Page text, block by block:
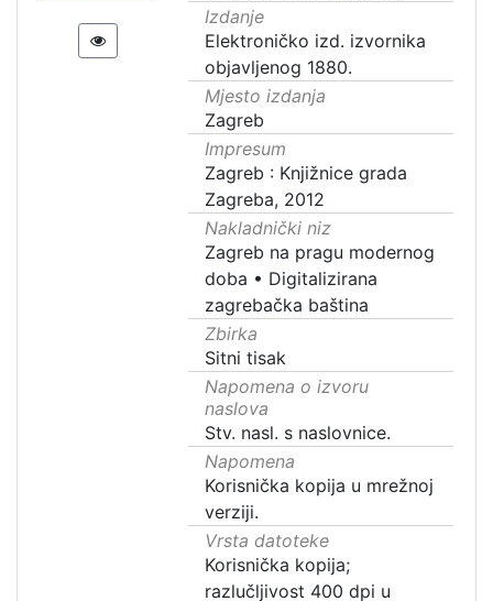
Izdanje
Elektroničko izd. izvornika
objavljenog 1880.
Mjesto izdanja
Zagreb
Impresum
Zagreb : Knjižnice grada
Zagreba, 2012
Nakladnički niz
Zagreb na pragu modernog
doba • Digitalizirana
zagrebačka baština
Zbirka
Sitni tisak
Napomena o izvoru
naslova
Stv. nasl. s naslovnice.
Napomena
Korisnička kopija u mrežnoj
verziji.
Vrsta datoteke
Korisnička kopija;
razlučljivost 400 dpi u